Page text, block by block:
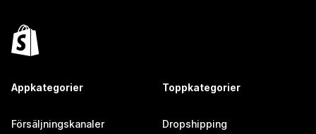
Appkategorier
Försäljningskanaler
Toppkategorier
Dropshipping